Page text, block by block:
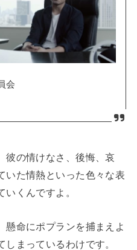
会
彼の情けなさ、後悔、哀
いた情熱といった色々な表
くんですよ。
懸命にポプランを捕まえよ
まっているわけです。